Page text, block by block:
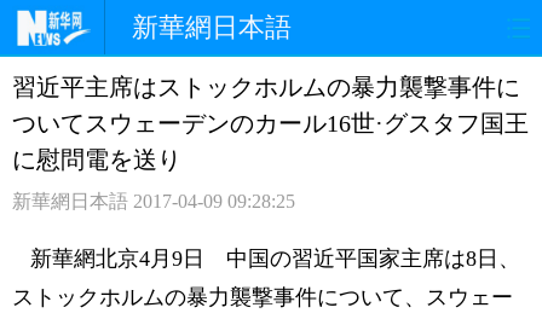
新華網日本語
ホームページ 政治 経済
社会
観光 評論
中日対訳
習近平主席はストックホルムの暴力襲撃事件に
ついてスウェーデンのカール16世·グスタフ国王
に慰問電を送り
新華網日本語 2017-04-09 09:28:25
新華網北京4月9日 中国の習近平国家主席は8日、
ストックホルムの暴力襲撃事件について、スウェー